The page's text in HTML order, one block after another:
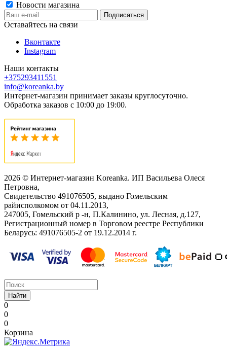
Новости магазина
Оставайтесь на связи
Вконтакте
Instagram
Наши контакты
+375293411551
info@koreanka.by
Интернет-магазин принимает заказы круглосуточно.
Обработка заказов с 10:00 до 19:00.
2026 © Интернет-магазин Koreanka. ИП Васильева Олеся
Петровна,
Свидетельство ‎491076505, выдано Гомельским
райисполкомом от 04.11.2013,
247005, Гомельский р -н, П.Калинино, ул. Лесная, д.127,
Регистрационный номер в Торговом реестре Республики
Беларусь: ‎491076505-2 от 19.12.2014 г.
Найти
0
0
0
Корзина